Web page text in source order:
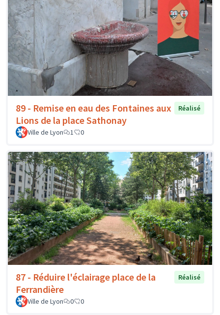
89 - Remise en eau des Fontaines aux
Lions de la place Sathonay
Réalisé
Ville de Lyon 1 0
87 - Réduire l'éclairage place de la
Ferrandière
Réalisé
Ville de Lyon 0 0